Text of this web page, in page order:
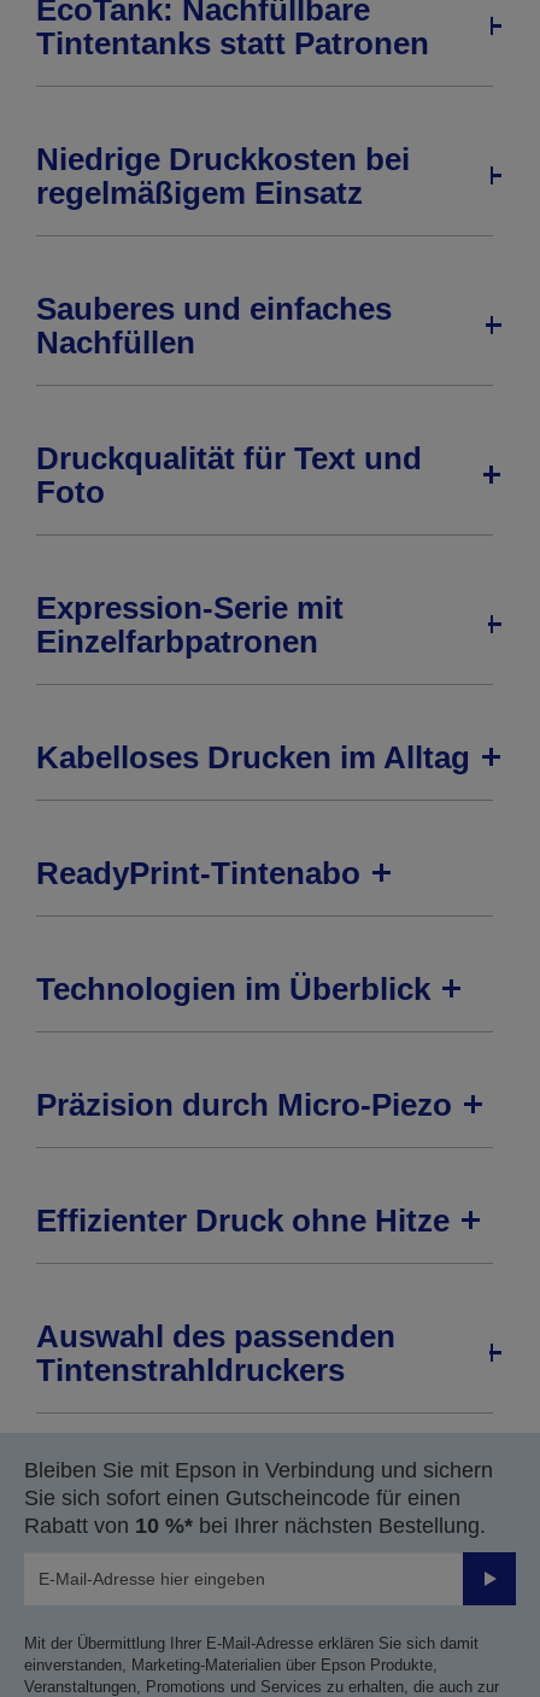
EcoTank: Nachfüllbare
Tintentanks statt Patronen
Niedrige Druckkosten bei
regelmäßigem Einsatz
Sauberes und einfaches
Nachfüllen
Druckqualität für Text und
Foto
Expression-Serie mit
Einzelfarbpatronen
Kabelloses Drucken im Alltag
ReadyPrint-Tintenabo
Technologien im Überblick
Präzision durch Micro-Piezo
Effizienter Druck ohne Hitze
Auswahl des passenden
Tintenstrahldruckers
Bleiben Sie mit Epson in Verbindung und sichern
Sie sich sofort einen Gutscheincode für einen
Rabatt von 10 %* bei Ihrer nächsten Bestellung.
Mit der Übermittlung Ihrer E-Mail-Adresse erklären Sie sich damit
einverstanden, Marketing-Materialien über Epson Produkte,
Veranstaltungen, Promotions und Services zu erhalten, die auch zur